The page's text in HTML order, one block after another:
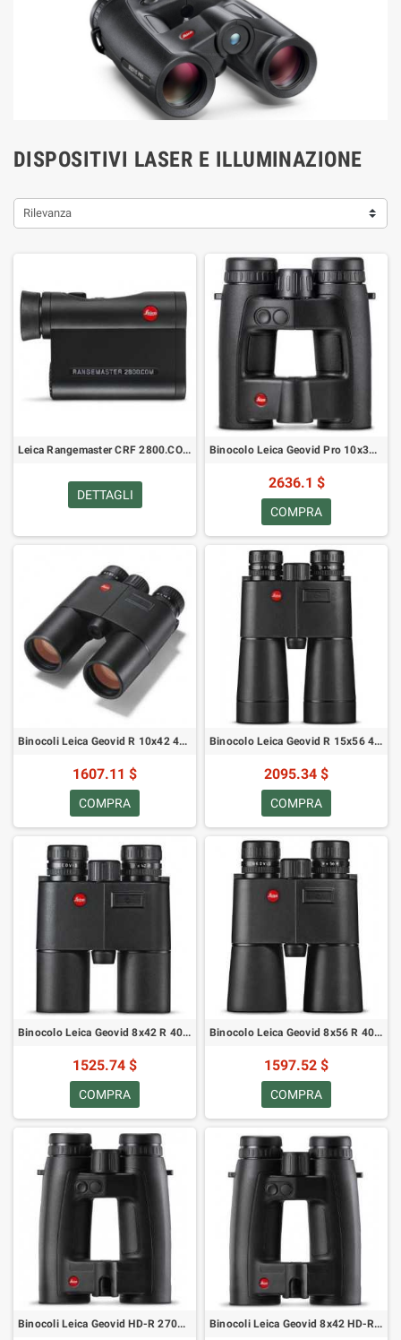
DISPOSITIVI LASER E ILLUMINAZIONE
Rilevanza
Leica Rangemaster CRF 2800.COM Telemetro Laser Bluetooth Strumento Balistico 40506
DETTAGLI
Binocolo Leica Geovid Pro 10x32 40810
2636.1 $
COMPRA
Binocoli Leica Geovid R 10x42 40427
1607.11 $
COMPRA
Binocolo Leica Geovid R 15x56 40431
2095.34 $
COMPRA
Binocolo Leica Geovid 8x42 R 40425
1525.74 $
COMPRA
Binocolo Leica Geovid 8x56 R 40429
1597.52 $
COMPRA
Binocoli Leica Geovid HD-R 2700 10x42 40804 Binocoli Leica Geovid 8x42 HD-R 2700 40803